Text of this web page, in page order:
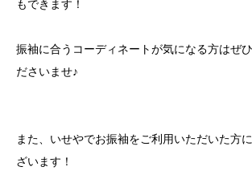
もできます！
振袖に合うコーディネートが気になる方はぜ
ださいませ♪
また、いせやでお振袖をご利用いただいた方
ざいます！